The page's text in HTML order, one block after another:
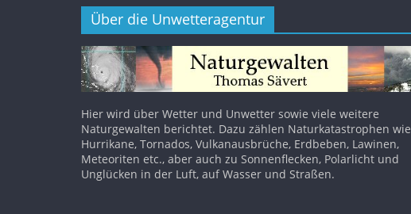
Über die Unwetteragentur
Hier wird über Wetter und Unwetter sowie viele weitere
Naturgewalten berichtet. Dazu zählen Naturkatastrophen wie
Hurrikane, Tornados, Vulkanausbrüche, Erdbeben, Lawinen,
Meteoriten etc., aber auch zu Sonnenflecken, Polarlicht und
Unglücken in der Luft, auf Wasser und Straßen.